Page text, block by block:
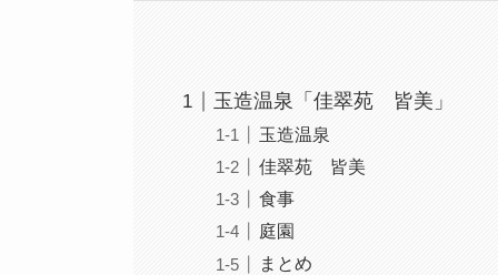
玉造温泉「佳翠苑 皆美」
玉造温泉
佳翠苑 皆美
食事
庭園
まとめ